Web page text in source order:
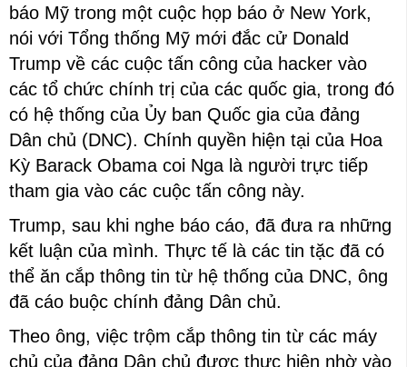
báo Mỹ trong một cuộc họp báo ở New York,
nói với Tổng thống Mỹ mới đắc cử Donald
Trump về các cuộc tấn công của hacker vào
các tổ chức chính trị của các quốc gia, trong đó
có hệ thống của Ủy ban Quốc gia của đảng
Dân chủ (DNC). Chính quyền hiện tại của Hoa
Kỳ Barack Obama coi Nga là người trực tiếp
tham gia vào các cuộc tấn công này.
Trump, sau khi nghe báo cáo, đã đưa ra những
kết luận của mình. Thực tế là các tin tặc đã có
thể ăn cắp thông tin từ hệ thống của DNC, ông
đã cáo buộc chính đảng Dân chủ.
Theo ông, việc trộm cắp thông tin từ các máy
chủ của đảng Dân chủ được thực hiện nhờ vào